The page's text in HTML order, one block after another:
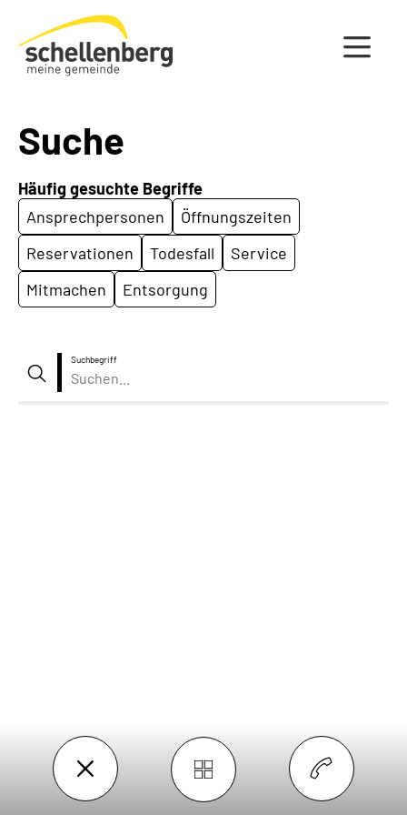
Gemeinde Schellenberg Startseite
Suche
Häufig gesuchte Begriffe
Ansprechpersonen
Öffnungszeiten
Reservationen
Todesfall
Service
Mitmachen
Entsorgung
Suchbegriff